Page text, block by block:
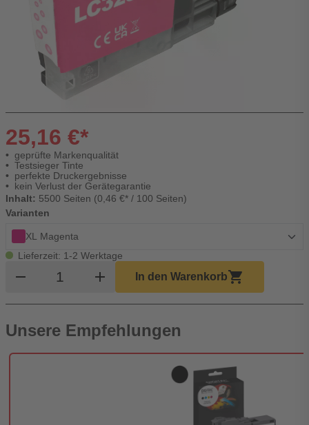
25,16 €*
geprüfte Markenqualität
Testsieger Tinte
perfekte Druckergebnisse
kein Verlust der Gerätegarantie
Inhalt: 5500 Seiten (0,46 €* / 100 Seiten)
Varianten
XL Magenta
Lieferzeit: 1-2 Werktage
remove Produkt Warenkorb Menge
add In den Warenkorbshopping_cart
Unsere Empfehlungen